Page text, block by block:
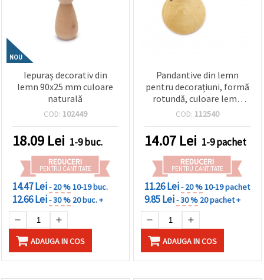
NOU
Iepuraș decorativ din
lemn 90x25 mm culoare
naturală
COD: 102449
18.09 Lei 1-9 buc.
REDUCERI
PENTRU CANTITATE
14.47 Lei- 20 %10-19 buc.
12.66 Lei- 30 % 20 buc. +
ADAUGA IN COS
Pandantive din lemn
pentru decorațiuni, formă
rotundă, culoare lemn
natural, 40x5 mm, orificiu
COD: 112540
14.07 Lei 1-9 pachet
REDUCERI
PENTRU CANTITATE
11.26 Lei- 20 %10-19 pachet
9.85 Lei- 30 % 20 pachet +
ADAUGA IN COS